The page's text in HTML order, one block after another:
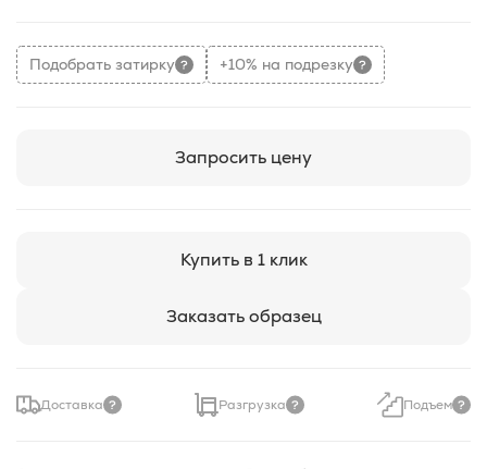
Подобрать затирку +10% на подрезку
Запросить цену
Купить в 1 клик
Заказать образец
Доставка Разгрузка Подъем